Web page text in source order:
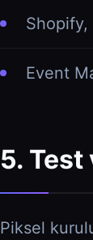
Event
5. Test
Piksel